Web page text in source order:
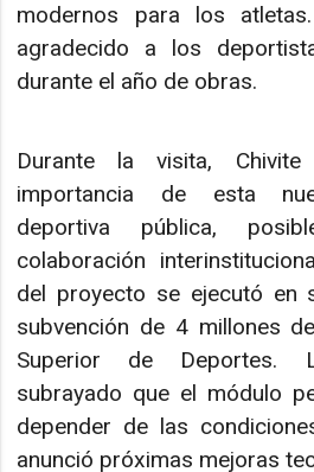
modernos para los
agradecido a los
durante el año de obras.
Durante la visita,
importancia de esta
deportiva pública,
colaboración
del proyecto se ejecutó en
subvención de 4 millones
Superior de Deportes.
subrayado que el módulo
depender de las
anunció próximas mejoras